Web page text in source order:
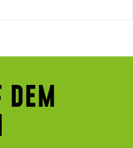
DEM